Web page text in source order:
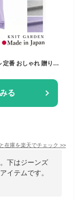
る
在庫を楽天でチェック >>
下はジーンズ
イテムです。